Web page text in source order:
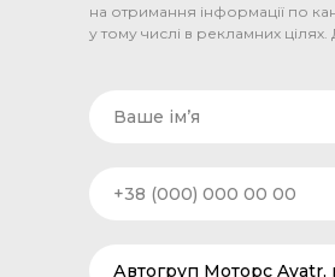
на отримання інформації по
у тому числі в рекламних